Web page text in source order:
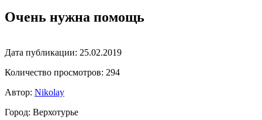
Очень нужна помощь
Дата публикации: 25.02.2019
Количество просмотров: 294
Автор: Nikolay
Город: Верхотурье